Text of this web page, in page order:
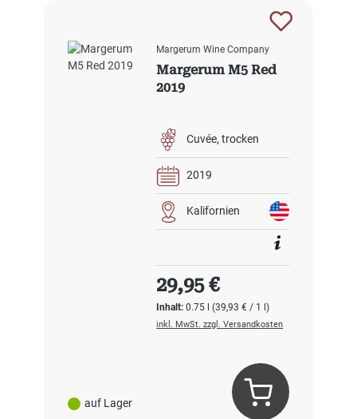
auf Lager
Margerum Wine Company
Margerum M5 Red
2019
Cuvée trocken
2019
Kalifornien
Inhalt:0.75 l(39,93 € / 1 l)
Regulärer Preis:
29,95 €
inkl. MwSt. zzgl. Versandkosten